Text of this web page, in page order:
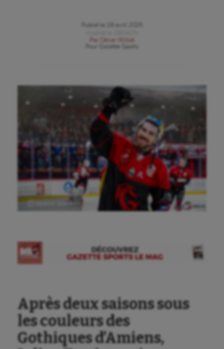
Balle à la main
Ballon au poing
Publié le
28 avril 2025
Par
César Willot
Gazette Sports
Ⓒ Gazette Sports
Après deux saisons sous
les couleurs des
Gothiques d’Amiens,